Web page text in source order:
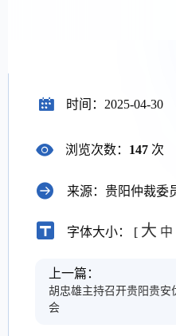
时间：2025-04-30
浏览次数： 147 次
来源：贵阳仲裁委
字体大小： [ 大 中
上一篇：
胡忠雄主持召开贵阳贵安
会